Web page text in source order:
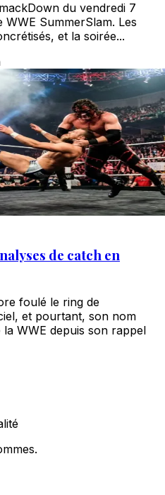
du vendredi 7
SummerSlam. Les
et la soirée...
de catch en
foulé le ring de
et pourtant, son nom
WWE depuis son rappel